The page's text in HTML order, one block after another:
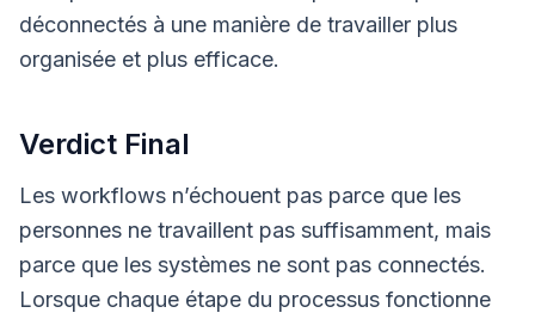
déconnectés à une manière de travailler plus
organisée et plus efficace.
Verdict Final
Les workflows n’échouent pas parce que les
personnes ne travaillent pas suffisamment, mais
parce que les systèmes ne sont pas connectés.
Lorsque chaque étape du processus fonctionne